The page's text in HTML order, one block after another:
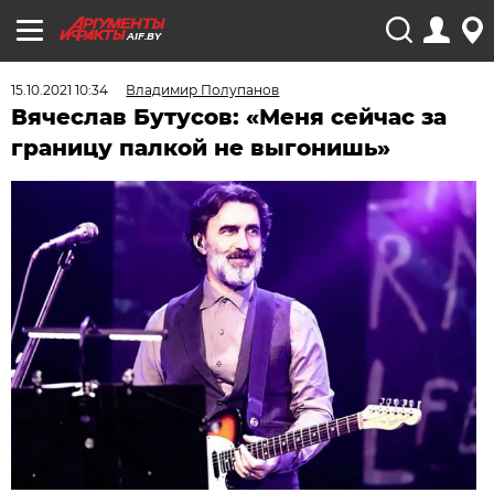
AIF.BY
15.10.2021 10:34 Владимир Полупанов
Вячеслав Бутусов: «Меня сейчас за
границу палкой не выгонишь»